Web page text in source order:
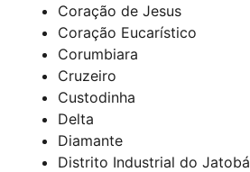
Coração de Jesus
Coração Eucarístico
Corumbiara
Cruzeiro
Custodinha
Delta
Diamante
Distrito Industrial do Jatobá